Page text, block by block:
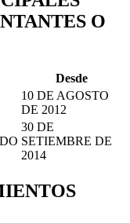
O
Desde
10 DE AGOSTO
DE 2012
30 DE
SETIEMBRE DE
2014